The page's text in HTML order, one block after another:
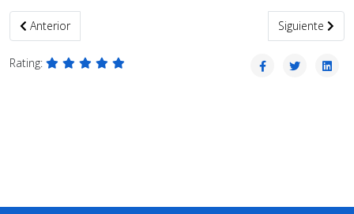
Artículo anterior: El bandido Artigas
Anterior Artículo
Siguiente
Rating: